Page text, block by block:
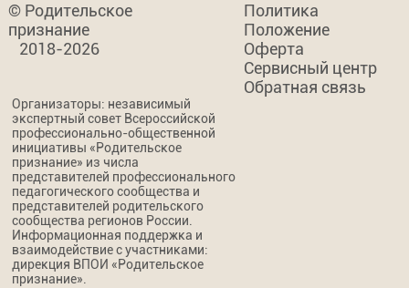
© Родительское
признание
2018-2026
Политика
Положение
Оферта
Сервисный центр
Обратная связь
Организаторы: независимый
экспертный совет Всероссийской
профессионально-общественной
инициативы «Родительское
признание» из числа
представителей профессионального
педагогического сообщества и
представителей родительского
сообщества регионов России.
Информационная поддержка и
взаимодействие с участниками:
дирекция ВПОИ «Родительское
признание».